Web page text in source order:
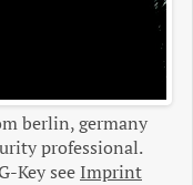
berlin, germany
professional.
Key see Imprint